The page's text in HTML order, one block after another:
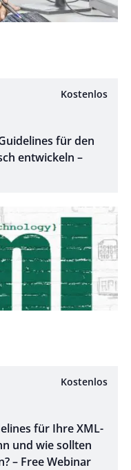
Kostenlos
für den
entwickeln –
Kostenlos
für Ihre XML-
und wie sollten
– Free Webinar